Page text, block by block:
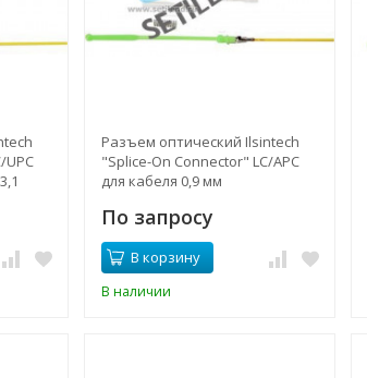
Разъем оптический Ilsintech
"Splice-On Connector" LC/APC
для кабеля 0,9 мм
По запросу
В корзину
В наличии